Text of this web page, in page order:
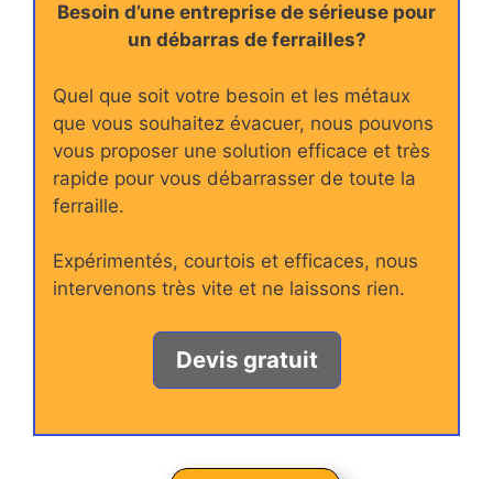
Besoin d’une entreprise de sérieuse pour
un débarras de ferrailles?
Quel que soit votre besoin et les métaux
que vous souhaitez évacuer, nous pouvons
vous proposer une solution efficace et très
rapide pour vous débarrasser de toute la
ferraille.
Expérimentés, courtois et efficaces, nous
intervenons très vite et ne laissons rien.
Devis gratuit